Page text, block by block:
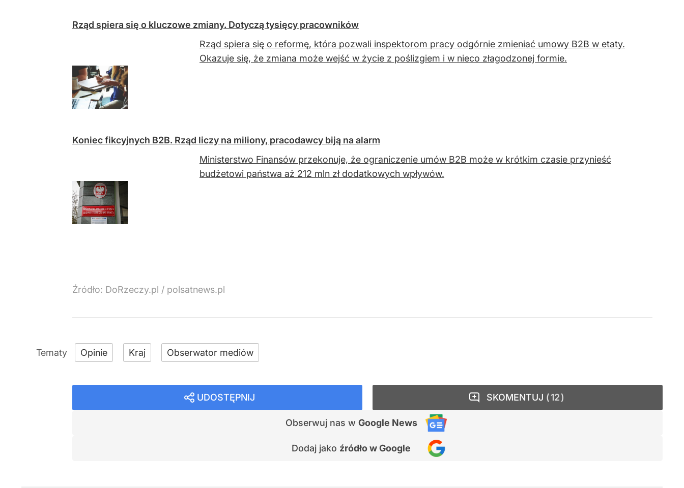
Rząd spiera się o kluczowe zmiany. Dotyczą tysięcy pracowników
Rząd spiera się o reformę, która pozwali inspektorom pracy odgórnie zmieniać umowy B2B w etaty.
Okazuje się, że zmiana może wejść w życie z poślizgiem i w nieco złagodzonej formie.
Koniec fikcyjnych B2B. Rząd liczy na miliony, pracodawcy biją na alarm
Ministerstwo Finansów przekonuje, że ograniczenie umów B2B może w krótkim czasie przynieść
budżetowi państwa aż 212 mln zł dodatkowych wpływów.
Źródło: DoRzeczy.pl / polsatnews.pl
Opinie Kraj Obserwator mediów
UDOSTĘPNIJ
Obserwuj nas w Google News
Dodaj jako źródło w Google
SKOMENTUJ 12